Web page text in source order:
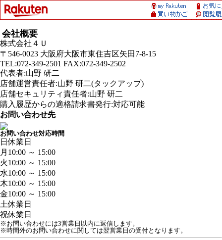
会社概要
株式会社４Ｕ
〒546-0023 大阪府大阪市東住吉区矢田7-8-15
TEL:072-349-2501 FAX:072-349-2502
代表者:山野 研二
店舗運営責任者:山野 研二(タックアップ)
店舗セキュリティ責任者:山野 研二
購入履歴からの適格請求書発行:対応可能
お問い合わせ先
お問い合わせ対応時間
日休業日
月 10:00 ～ 15:00
火10:00 ～ 15:00
水10:00 ～ 15:00
木10:00 ～ 15:00
金10:00 ～ 15:00
土休業日
祝休業日
※お問い合わせには3営業日以内に返信します。
※時間外のお問い合わせに関しては翌営業日の受付となります。